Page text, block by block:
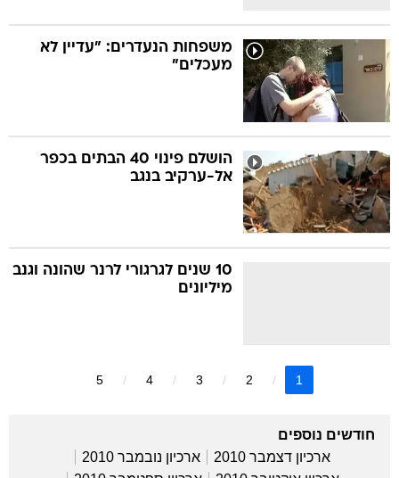
משפחות הנעדרים: "עדיין לא
מעכלים"
הושלם פינוי 40 הבתים בכפר
אל-ערקיב בנגב
10 שנים לגרגורי לרנר שהונה וגנב
מיליונים
1
2
3
4
5
חודשים נוספים
ארכיון דצמבר 2010
ארכיון נובמבר 2010